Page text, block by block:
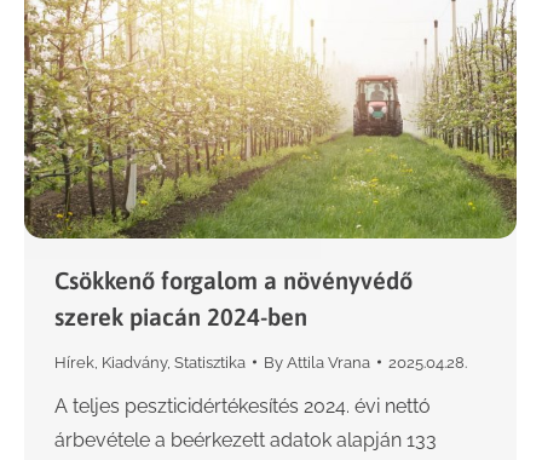
Csökkenő forgalom a növényvédő
szerek piacán 2024-ben
Hírek Kiadvány, Statisztika By Attila Vrana 2025.04.28.
A teljes peszticidértékesítés 2024. évi nettó
árbevétele a beérkezett adatok alapján 133